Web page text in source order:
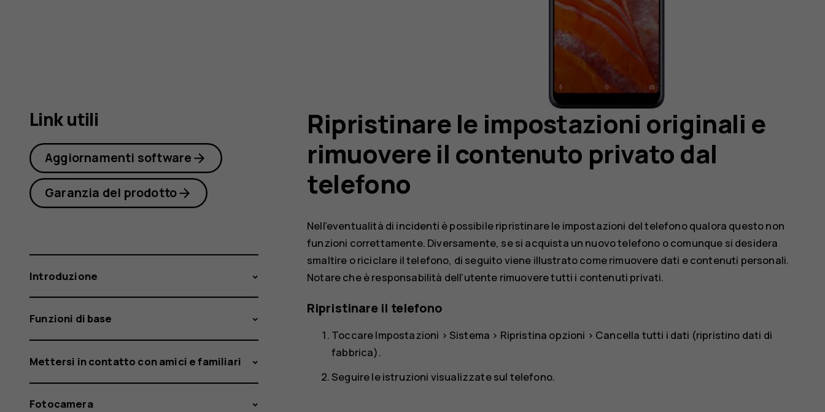
Plus
Ripristinare le impostazioni originali e
rimuovere il contenuto privato dal
telefono
Nell’eventualità di incidenti è possibile ripristinare le impostazioni del telefono qualora questo non
funzioni correttamente. Diversamente, se si acquista un nuovo telefono o comunque si desidera
smaltire o riciclare il telefono, di seguito viene illustrato come rimuovere dati e contenuti personali.
Notare che è responsabilità dell’utente rimuovere tutti i contenuti privati.
Ripristinare il telefono
ToccareImpostazioni > Sistema > Ripristina opzioni > Cancella tutti i dati (ripristino dati di
fabbrica).
Seguire le istruzioni visualizzate sul telefono.
Link utili
Aggiornamenti software
Garanzia del prodotto
Introduzione
Funzioni di base
Mettersi in contatto con amici e familiari
Fotocamera